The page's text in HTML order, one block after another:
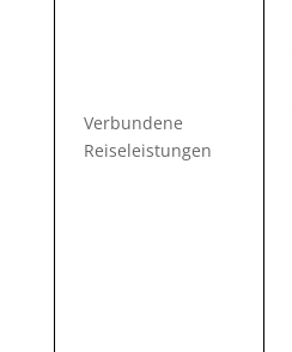
Verbundene
Reiseleistungen